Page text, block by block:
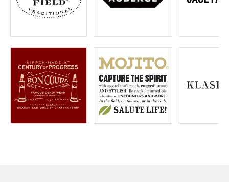
お問い合わせ
OFFICIAL WEB SITE
ACCOUNT MENU
ようこそ ゲスト 様
meeting_room ログイン 会員登録